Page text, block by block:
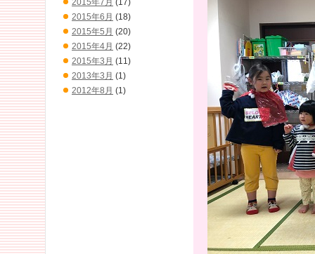
2015年7月 (17)
2015年6月 (18)
2015年5月 (20)
2015年4月 (22)
2015年3月 (11)
2013年3月 (1)
2012年8月 (1)